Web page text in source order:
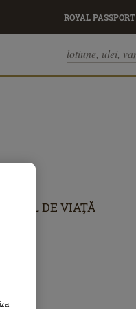
ROYAL PASSPORT
STIL DE VIAŢĂ